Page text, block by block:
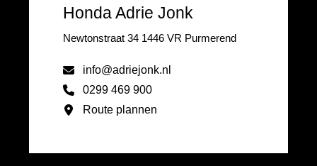
Honda Adrie Jonk
Newtonstraat 34 1446 VR Purmerend
info@adriejonk.nl
0299 469 900
Route plannen